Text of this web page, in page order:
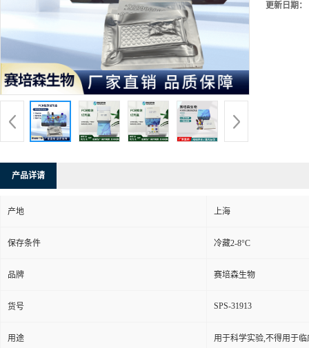
更新日期：
产品详请
产地 上海
保存条件 冷藏2-8°C
品牌 赛培森生物
货号 SPS-31913
用途 用于科学实验,不得用于临